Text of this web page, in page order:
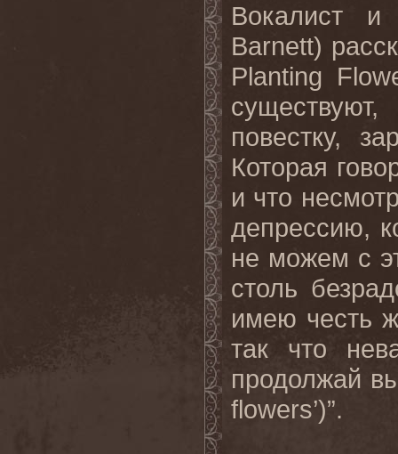
Вокалист и
Barnett)
Planting
повестку,
Которая
и что
депрессию,
не можем с
столь
имею честь
так что
продолжай
flowers’)”.